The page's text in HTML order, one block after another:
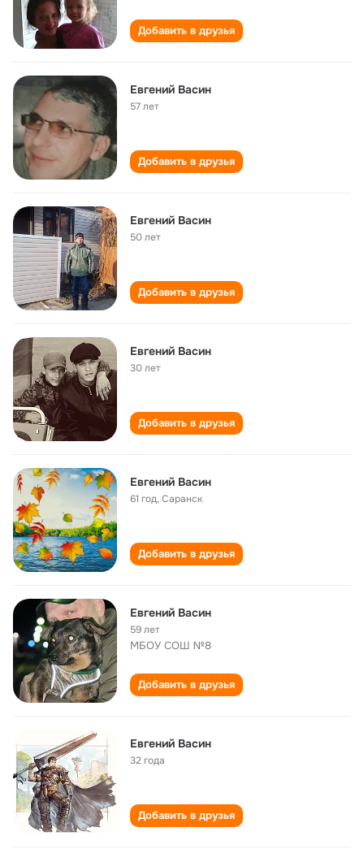
Добавить в друзья
Евгений Васин
57 лет
Добавить в друзья
Евгений Васин
50 лет
Добавить в друзья
Евгений Васин
30 лет
Добавить в друзья
Евгений Васин
61 год,Саранск
Добавить в друзья
Евгений Васин
59 лет
МБОУ СОШ №8
Добавить в друзья
Евгений Васин
32 года
Добавить в друзья